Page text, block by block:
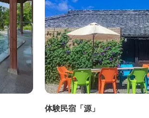
体験民宿「源」